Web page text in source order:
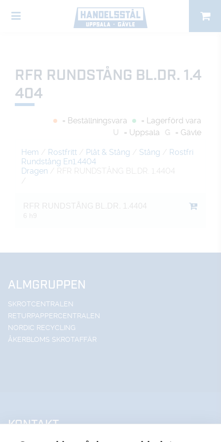
RFR RUNDSTÅNG BL.DR. 1.4
404
= Beställningsvara
= Lagerförd vara
U
= Uppsala G = Gävle
Hem / Rostfritt / Plåt & Stång / Stång / Rostfri
Rundstång En1.4404
Dragen / RFR RUNDSTÅNG BL.DR. 1.4404
/
RFR RUNDSTÅNG BL.DR. 1.4404
6 h9
ALMGRUPPEN
SKROTCENTRALEN
RETURPAPPERCENTRALEN
NORDIC RECYCLING
ÅKERBLOMS SKROTAFFÄR
KONTAKT